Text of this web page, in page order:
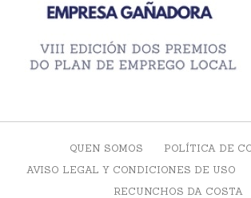
QUEN SOMOS
POLÍTICA DE
AVISO LEGAL Y CONDICIONES DE USO
RECUNCHOS DA COSTA